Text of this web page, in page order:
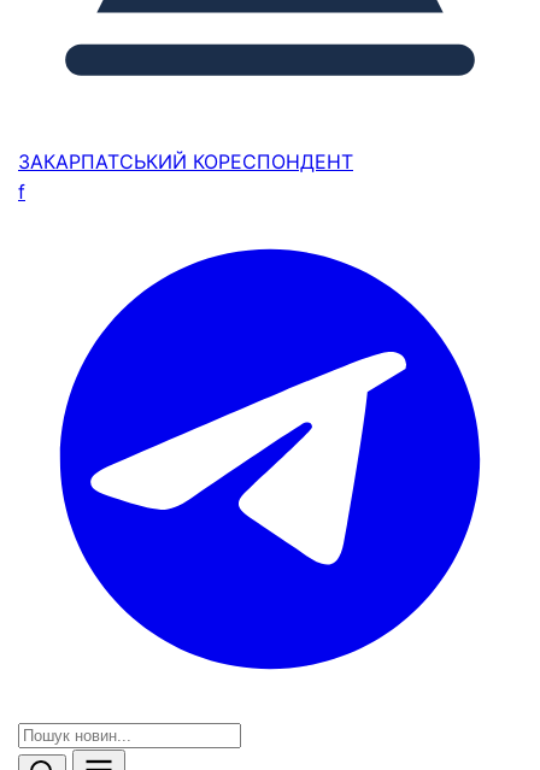
ЗАКАРПАТСЬКИЙ КОРЕСПОНДЕНТ
f